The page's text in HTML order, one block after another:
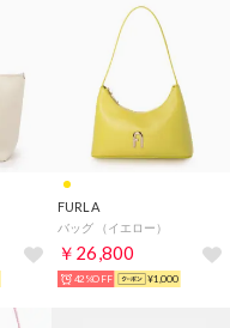
FURLA
バッグ （イエロー）
￥26,800
42%OFF ¥1,000